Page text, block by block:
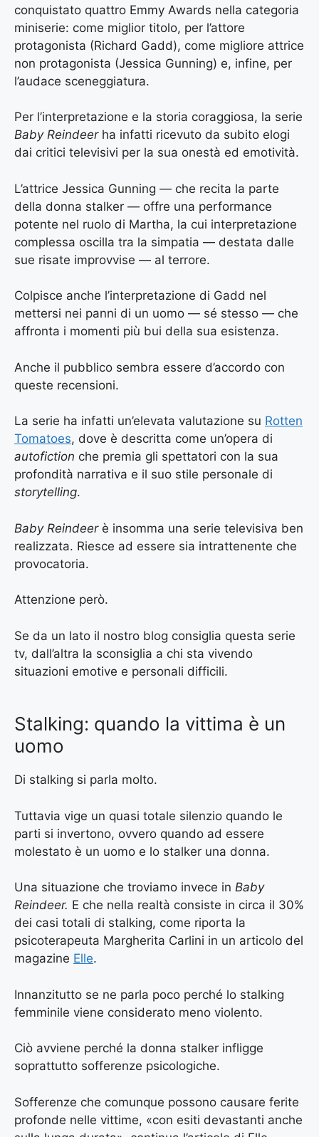
conquistato quattro Emmy Awards nella categoria
miniserie: come miglior titolo, per l’attore
protagonista (Richard Gadd), come migliore attrice
non protagonista (Jessica Gunning) e, infine, per
l’audace sceneggiatura.
Per l’interpretazione e la storia coraggiosa, la serie
Baby Reindeer ha infatti ricevuto da subito elogi
dai critici televisivi per la sua onestà ed emotività.
L’attrice Jessica Gunning — che recita la parte
della donna stalker — offre una performance
potente nel ruolo di Martha, la cui interpretazione
complessa oscilla tra la simpatia — destata dalle
sue risate improvvise — al terrore.
Colpisce anche l’interpretazione di Gadd nel
mettersi nei panni di un uomo — sé stesso — che
affronta i momenti più bui della sua esistenza.
Anche il pubblico sembra essere d’accordo con
queste recensioni.
La serie ha infatti un’elevata valutazione su Rotten
Tomatoes, dove è descritta come un’opera di
autofiction che premia gli spettatori con la sua
profondità narrativa e il suo stile personale di
storytelling.
Baby Reindeerè insomma una serie televisiva ben
realizzata. Riesce ad essere sia intrattenente che
provocatoria.
Attenzione però.
Se da un lato il nostro blog consiglia questa serie
tv, dall’altra la sconsiglia a chi sta vivendo
situazioni emotive e personali difficili.
Stalking: quando la vittima è un
uomo
Di stalking si parla molto.
Tuttavia vige un quasi totale silenzio quando le
parti si invertono, ovvero quando ad essere
molestato è un uomo e lo stalker una donna.
Una situazione che troviamo invece in Baby
Reindeer. E che nella realtà consiste in circa il 30%
dei casi totali di stalking, come riporta la
psicoterapeuta Margherita Carlini in un articolo del
magazine Elle.
Innanzitutto se ne parla poco perché lo stalking
femminile viene considerato meno violento.
Ciò avviene perché la donna stalker infligge
soprattutto sofferenze psicologiche.
Sofferenze che comunque possono causare ferite
profonde nelle vittime, «con esiti devastanti anche